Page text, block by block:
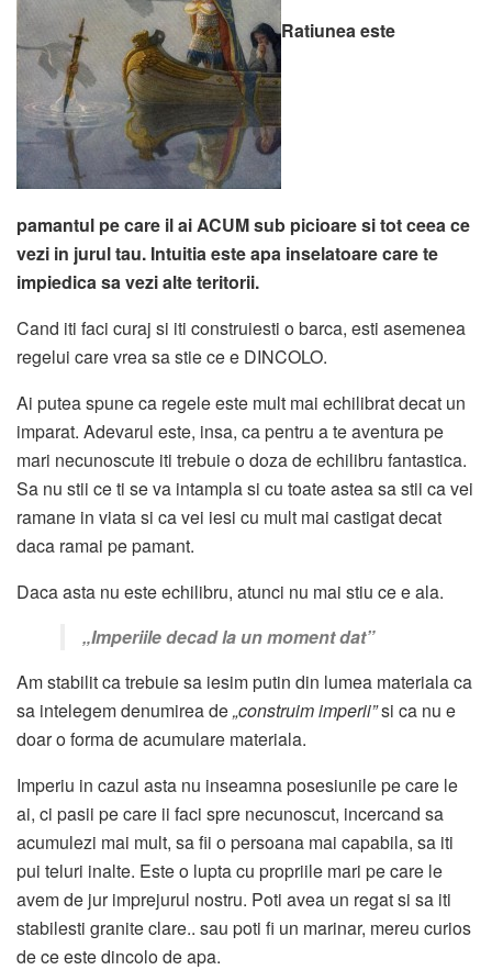
Ratiunea este
pamantul pe care il ai ACUM sub picioare si tot ceea ce
vezi in jurul tau. Intuitia este apa inselatoare care te
impiedica sa vezi alte teritorii.
Cand iti faci curaj si iti construiesti o barca, esti asemenea
regelui care vrea sa stie ce e DINCOLO.
Ai putea spune ca regele este mult mai echilibrat decat un
imparat. Adevarul este, insa, ca pentru a te aventura pe
mari necunoscute iti trebuie o doza de echilibru fantastica.
Sa nu stii ce ti se va intampla si cu toate astea sa stii ca vei
ramane in viata si ca vei iesi cu mult mai castigat decat
daca ramai pe pamant.
Daca asta nu este echilibru, atunci nu mai stiu ce e ala.
„Imperiile decad la un moment dat”
Am stabilit ca trebuie sa iesim putin din lumea materiala ca
sa intelegem denumirea de„construim imperii”si ca nu e
doar o forma de acumulare materiala.
Imperiu in cazul asta nu inseamna posesiunile pe care le
ai, ci pasii pe care ii faci spre necunoscut, incercand sa
acumulezi mai mult, sa fii o persoana mai capabila, sa iti
pui teluri inalte. Este o lupta cu propriile mari pe care le
avem de jur imprejurul nostru. Poti avea un regat si sa iti
stabilesti granite clare.. sau poti fi un marinar, mereu curios
de ce este dincolo de apa.